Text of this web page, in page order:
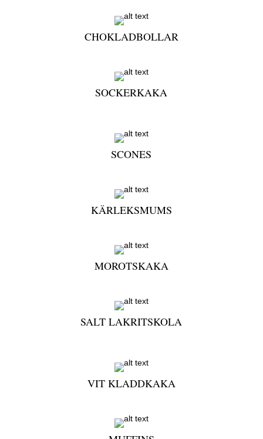
CHOKLADBOLLAR
SOCKERKAKA
SCONES
KÄRLEKSMUMS
MOROTSKAKA
SALT LAKRITSKOLA
VIT KLADDKAKA